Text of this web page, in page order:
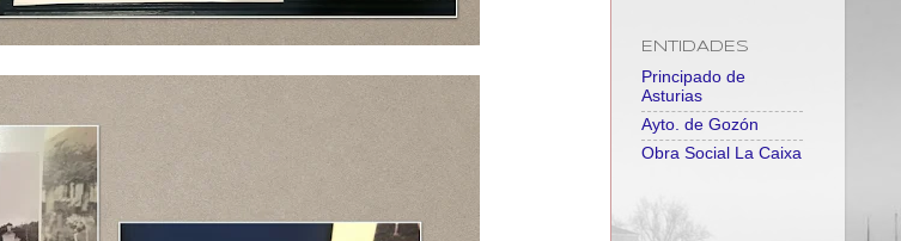
ENTIDADES
Principado de
Asturias
Ayto. de Gozón
Obra Social La Caixa